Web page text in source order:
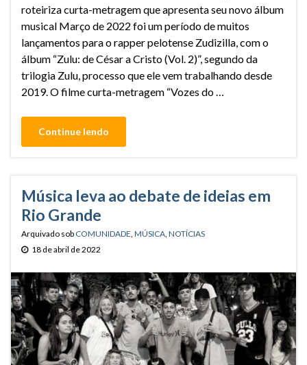
roteiriza curta-metragem que apresenta seu novo álbum
musical Março de 2022 foi um período de muitos
lançamentos para o rapper pelotense Zudizilla, com o
álbum “Zulu: de César a Cristo (Vol. 2)”, segundo da
trilogia Zulu, processo que ele vem trabalhando desde
2019. O filme curta-metragem “Vozes do …
Continue lendo
Música leva ao debate de ideias em
Rio Grande
Arquivado sob COMUNIDADE MÚSICA NOTÍCIAS
18 de abril de 2022